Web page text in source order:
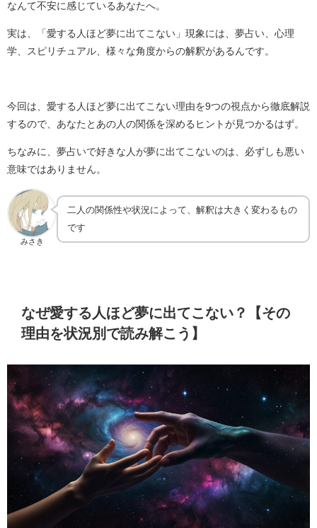
なんて不安に感じているあなたへ。
実は、「愛する人ほど夢に出てこない」現象には、夢占い、心理
学、スピリチュアル、様々な角度からの解釈があるんです。
今回は、愛する人ほど夢に出てこない理由を9つの視点から徹底解説
するので、あなたとあの人の関係を深めるヒントが見つかるはず。
ちなみに、夢占いで好きな人が夢に出てこないのは、必ずしも悪い
意味ではありません。
みさき
二人の関係性や状況によって、解釈は大きく変わるもの
です
なぜ愛する人ほど夢に出てこない？【その
理由を状況別で読み解こう】